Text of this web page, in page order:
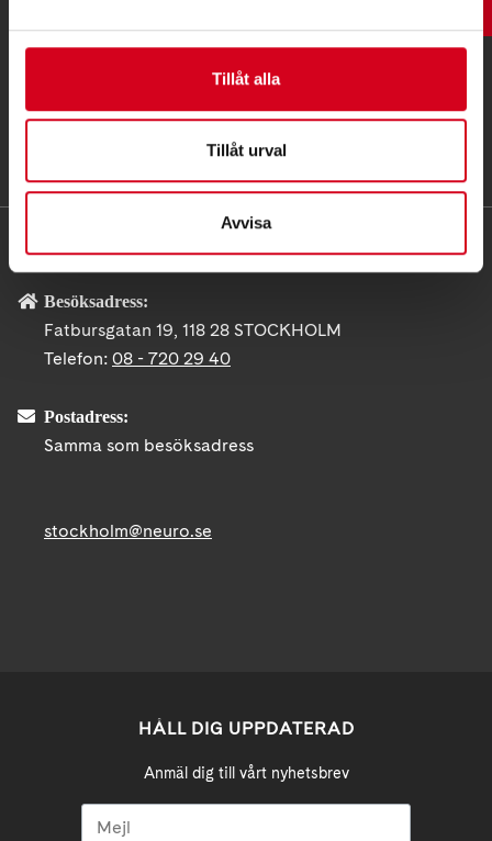
Tillåt alla
Tillåt urval
Avvisa
Besöksadress:
Fatbursgatan 19, 118 28 STOCKHOLM
Telefon: 08 - 720 29 40
Postadress:
Samma som besöksadress
stockholm@neuro.se
HÅLL DIG UPPDATERAD
Anmäl dig till vårt nyhetsbrev